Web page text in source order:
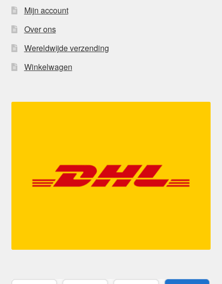
Mijn account
Over ons
Wereldwijde verzending
Winkelwagen